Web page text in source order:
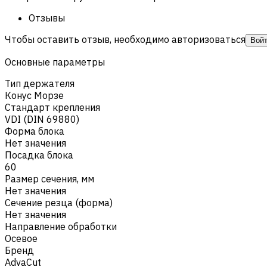
Отзывы
Чтобы оставить отзыв, необходимо авторизоваться
Основные параметры
Тип держателя
Конус Морзе
Стандарт крепления
VDI (DIN 69880)
Форма блока
Нет значения
Посадка блока
60
Размер сечения, мм
Нет значения
Сечение резца (форма)
Нет значения
Направление обработки
Осевое
Бренд
AdvaCut